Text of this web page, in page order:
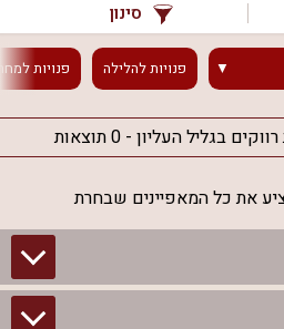
סינון
פנויותלהלילה פנויות
בגליל העליון - 0 תוצאות
את כל המאפיינים שבחרת